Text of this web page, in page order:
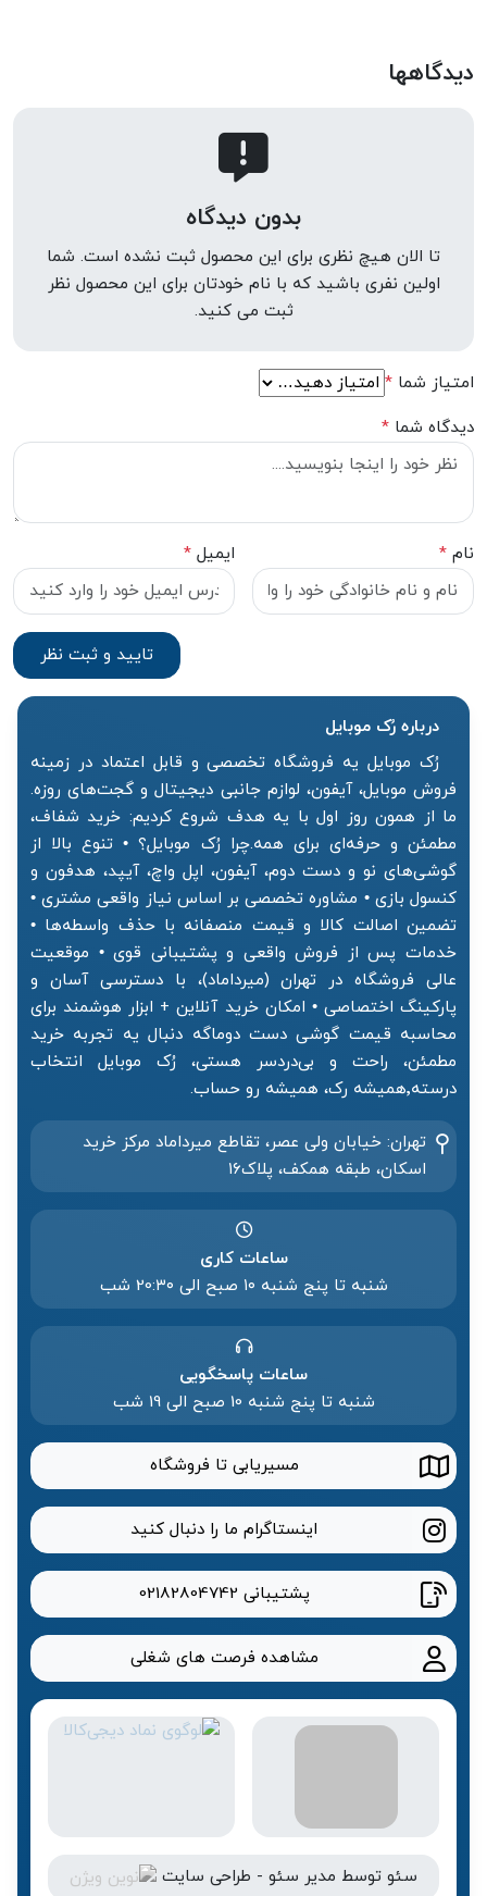
دیدگاهها
بدون دیدگاه
تا الان هیچ نظری برای این محصول ثبت نشده است. شما
اولین نفری باشید که با نام خودتان برای این محصول نظر
ثبت می کنید.
امتیاز شما *
دیدگاه شما *
نام * ایمیل *
درباره رُک‌ موبایل
رُک موبایل یه فروشگاه تخصصی و قابل اعتماد در زمینه
فروش موبایل، آیفون، لوازم جانبی دیجیتال و گجت‌های روزه.
ما از همون روز اول با یه هدف شروع کردیم: خرید شفاف،
مطمئن و حرفه‌ای برای همه.چرا رُک موبایل؟ • تنوع بالا از
گوشی‌های نو و دست دوم، آیفون، اپل واچ، آیپد، هدفون و
کنسول بازی • مشاوره تخصصی بر اساس نیاز واقعی مشتری •
تضمین اصالت کالا و قیمت منصفانه با حذف واسطه‌ها •
خدمات پس از فروش واقعی و پشتیبانی قوی • موقعیت
عالی فروشگاه در تهران (میرداماد)، با دسترسی آسان و
پارکینگ اختصاصی • امکان خرید آنلاین + ابزار هوشمند برای
محاسبه قیمت گوشی دست دوماگه دنبال یه تجربه خرید
مطمئن، راحت و بی‌دردسر هستی، رُک موبایل انتخاب
درسته٬همیشه رک، همیشه رو حساب.
تهران: خیابان ولی عصر، تقاطع میرداماد مرکز خرید‌
اسکان، طبقه همکف، پلاک۱۶
ساعات کاری
شنبه تا پنج شنبه ۱۰ صبح الی 20:۳۰ شب
ساعات پاسخگویی
شنبه تا پنج شنبه 10 صبح الی 19 شب
مسیریابی تا فروشگاه
اینستاگرام ما را دنبال کنید
پشتیبانی 02182804742
مشاهده فرصت های شغلی
سئو توسط مدیر سئو - طراحی سایت